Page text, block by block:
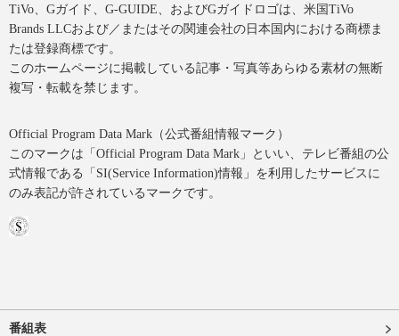
TiVo、Gガイド、G-GUIDE、およびGガイドロゴは、米国TiVo
Brands LLCおよび／またはその関連会社の日本国内における商標ま
たは登録商標です。
このホームページに掲載している記事・写真等あらゆる素材の無断
複写・転載を禁じます。
Official Program Data Mark（公式番組情報マーク）
このマークは「Official Program Data Mark」といい、テレビ番組の公
式情報である「SI(Service Information)情報」を利用したサービスに
のみ表記が許されているマークです。
番組表